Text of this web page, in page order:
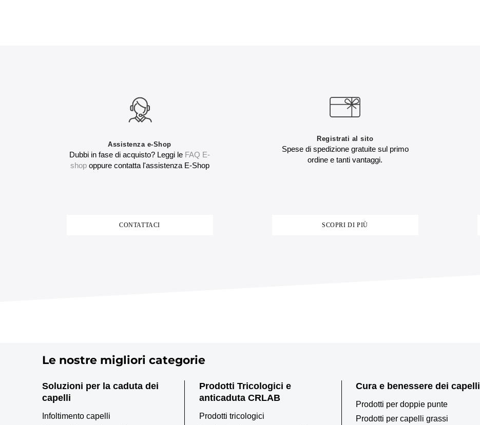
Assistenza e-Shop
Dubbi in fase di acquisto? Leggi le FAQ E-
shopoppure contatta l'assistenza E-Shop
CONTATTACI
Registrati al sito
Spese di spedizione gratuite sul primo
ordine e tanti vantaggi.
SCOPRI DI PIÙ
Le nostre migliori categorie
Soluzioni per la caduta dei
capelli
Infoltimento capelli
Prodotti Tricologici e
anticaduta CRLAB
Prodotti tricologici
Cura e benessere dei capelli
Prodotti per doppie punte
Prodotti per capelli grassi